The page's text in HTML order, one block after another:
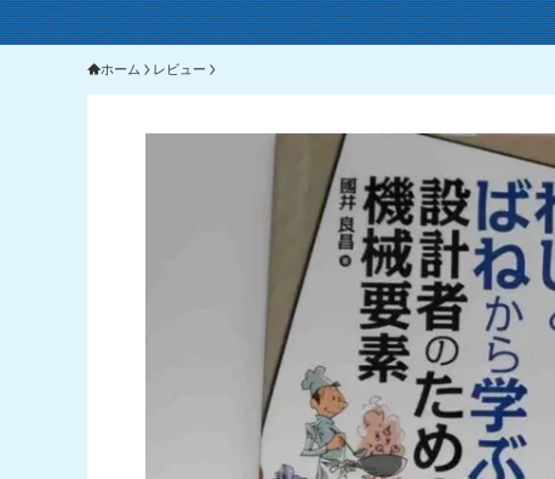
ホーム レビュー